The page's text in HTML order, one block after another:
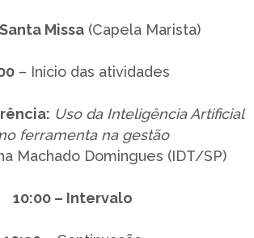
Missa(Capela Marista)
– Início das atividades
Uso da Inteligência Artificial
ferramenta na gestão
Machado Domingues (IDT/SP)
10:00 – Intervalo